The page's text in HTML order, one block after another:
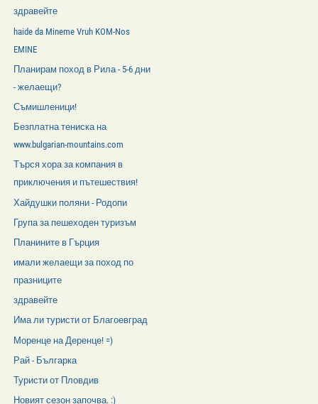
здравейте
haide da Mineme Vruh KOM-Nos
EMINE
Планирам поход в Рила - 5-6 дни
- желаещи?
Съмишленици!
Безплатна тениска на
www.bulgarian-mountains.com
Търся хора за компания в
приключения и пътешествия!
Хайдушки поляни - Родопи
Група за пешеходен туризъм
Планините в Гърция
имали желаещи за поход по
празниците
здравейте
Има ли туристи от Благоевград
Моренце на Деренце! =)
Рай - Българка
Туристи от Пловдив
Новият сезон започва. :)